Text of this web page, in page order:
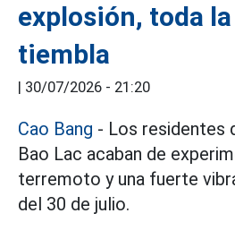
explosión, toda
tiembla
| 30/07/2026 - 21:20
Cao Bang - Los residentes
Bao Lac acaban de
terremoto y una fuerte
del 30 de julio.